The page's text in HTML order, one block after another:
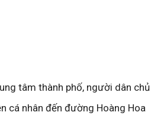
tâm thành phố, người dân chủ
cá nhân đến đường Hoàng Hoa